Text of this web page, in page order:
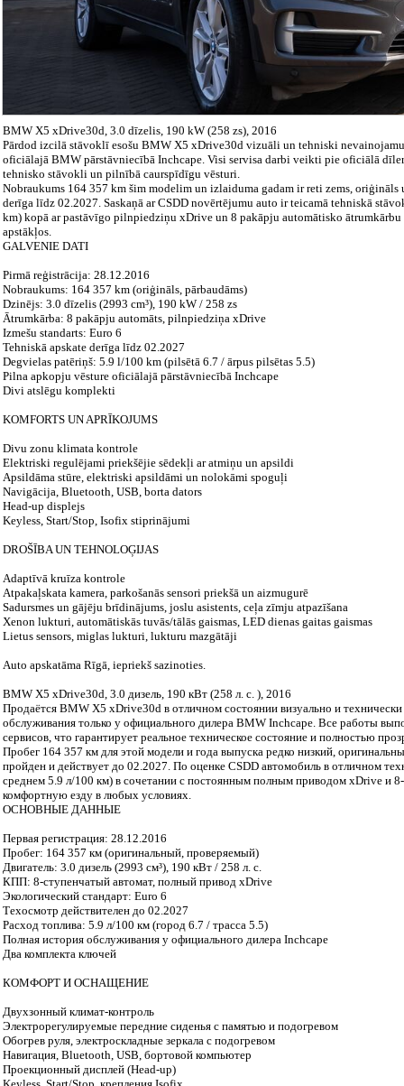
BMW X5 xDrive30d, 3.0 dīzelis, 190 kW (258 zs), 2016
Pārdod izcilā stāvoklī esošu BMW X5 xDrive30d vizuāli un tehniski
oficiālajā BMW pārstāvniecībā Inchcape. Visi servisa darbi veikti pie oficiālā
tehnisko stāvokli un pilnībā caurspīdīgu vēsturi.
Nobraukums 164 357 km šim modelim un izlaiduma gadam ir reti zems,
derīga līdz 02.2027. Saskaņā ar CSDD novērtējumu auto ir teicamā tehniskā
km) kopā ar pastāvīgo pilnpiedziņu xDrive un 8 pakāpju automātisko
apstākļos.
GALVENIE DATI
Pirmā reģistrācija: 28.12.2016
Nobraukums: 164 357 km (oriģināls, pārbaudāms)
Dzinējs: 3.0 dīzelis (2993 cm³), 190 kW / 258 zs
Ātrumkārba: 8 pakāpju automāts, pilnpiedziņa xDrive
Izmešu standarts: Euro 6
Tehniskā apskate derīga līdz 02.2027
Degvielas patēriņš: 5.9 l/100 km (pilsētā 6.7 / ārpus pilsētas 5.5)
Pilna apkopju vēsture oficiālajā pārstāvniecībā Inchcape
Divi atslēgu komplekti
KOMFORTS UN APRĪKOJUMS
Divu zonu klimata kontrole
Elektriski regulējami priekšējie sēdekļi ar atmiņu un apsildi
Apsildāma stūre, elektriski apsildāmi un nolokāmi spoguļi
Navigācija, Bluetooth, USB, borta dators
Head-up displejs
Keyless, Start/Stop, Isofix stiprinājumi
DROŠĪBA UN TEHNOLOĢIJAS
Adaptīvā kruīza kontrole
Atpakaļskata kamera, parkošanās sensori priekšā un aizmugurē
Sadursmes un gājēju brīdinājums, joslu asistents, ceļa zīmju atpazīšana
Xenon lukturi, automātiskās tuvās/tālās gaismas, LED dienas gaitas gaismas
Lietus sensors, miglas lukturi, lukturu mazgātāji
Auto apskatāma Rīgā, iepriekš sazinoties.
BMW X5 xDrive30d, 3.0 дизель, 190 кВт (258 л. с. ), 2016
Продаётся BMW X5 xDrive30d в отличном состоянии визуально и
обслуживания только у официального дилера BMW Inchcape. Все работы
сервисов, что гарантирует реальное техническое состояние и полностью
Пробег 164 357 км для этой модели и года выпуска редко низкий,
пройден и действует до 02.2027. По оценке CSDD автомобиль в отличном
среднем 5.9 л/100 км) в сочетании с постоянным полным приводом xDrive и
комфортную езду в любых условиях.
ОСНОВНЫЕ ДАННЫЕ
Первая регистрация: 28.12.2016
Пробег: 164 357 км (оригинальный, проверяемый)
Двигатель: 3.0 дизель (2993 см³), 190 кВт / 258 л. с.
КПП: 8-ступенчатый автомат, полный привод xDrive
Экологический стандарт: Euro 6
Техосмотр действителен до 02.2027
Расход топлива: 5.9 л/100 км (город 6.7 / трасса 5.5)
Полная история обслуживания у официального дилера Inchcape
Два комплекта ключей
КОМФОРТ И ОСНАЩЕНИЕ
Двухзонный климат-контроль
Электрорегулируемые передние сиденья с памятью и подогревом
Обогрев руля, электроскладные зеркала с подогревом
Навигация, Bluetooth, USB, бортовой компьютер
Проекционный дисплей (Head-up)